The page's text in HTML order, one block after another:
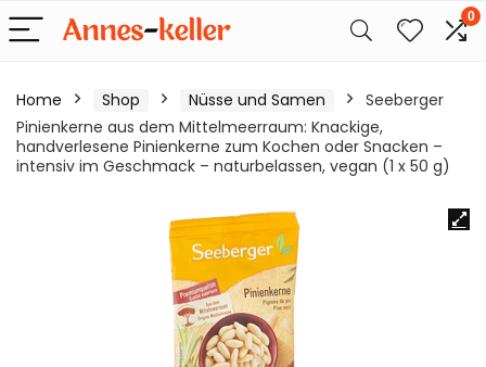
0
Home Shop Nüsse und Samen
Seeberger
Pinienkerne aus dem Mittelmeerraum: Knackige,
handverlesene Pinienkerne zum Kochen oder Snacken –
intensiv im Geschmack – naturbelassen, vegan (1 x 50 g)